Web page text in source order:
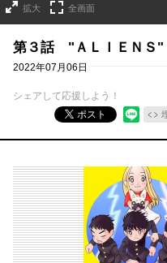
拡大 全画面
第３話 "ＡＬＩＥＮＳ"
2022年07月06日
シェアして応援しよう！
ポスト